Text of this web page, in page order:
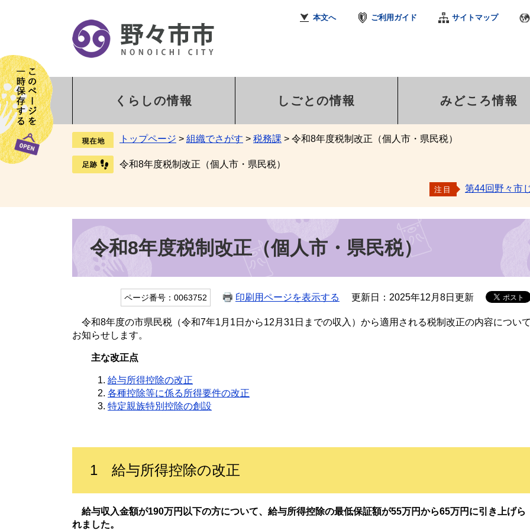
本文へ ご利用ガイド サイトマップ
くらしの情報 しごとの情報 みどころ情報
トップページ > 組織でさがす > 税務課 > 令和8年度税制改正（個人市・県民税）
令和8年度税制改正（個人市・県民税）
注目 第44回野々市
令和8年度税制改正（個人市・県民税）
ページ番号：0063752 印刷用ページを表示する 更新日：2025年12月8日更新
令和8年度の市県民税（令和7年1月1日から12月31日までの収入）から適用される税制改正の内容につい
お知らせします。
主な改正点
給与所得控除の改正
各種控除等に係る所得要件の改正
特定親族特別控除の創設
1 給与所得控除の改正
給与収入金額が190万円以下の方について、給与所得控除の最低保証額が55万円から65万円に引き上げら
れました。